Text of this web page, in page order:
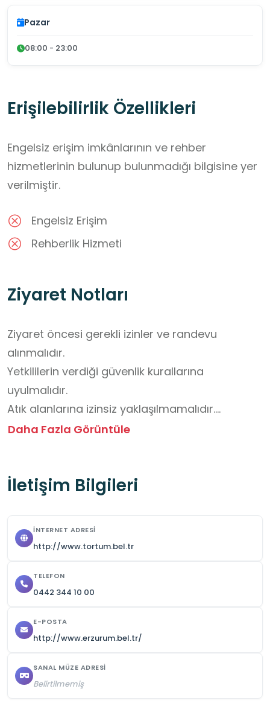
Pazar
08:00 - 23:00
Erişilebilirlik Özellikleri
Engelsiz erişim imkânlarının ve rehber
hizmetlerinin bulunup bulunmadığı bilgisine yer
verilmiştir.
Engelsiz Erişim
Rehberlik Hizmeti
Ziyaret Notları
Ziyaret öncesi gerekli izinler ve randevu
alınmalıdır.
Yetkililerin verdiği güvenlik kurallarına
uyulmalıdır.
Atık alanlarına izinsiz yaklaşılmamalıdır.
Maske ve gerekli koruyucu ekipmanlar
kaçınılmalıdır.
Daha Fazla Görüntüle
İletişim Bilgileri
İNTERNET ADRESI
http://www.tortum.bel.tr
TELEFON
0442 344 10 00
E-POSTA
http://www.erzurum.bel.tr/
SANAL MÜZE ADRESI
Belirtilmemiş